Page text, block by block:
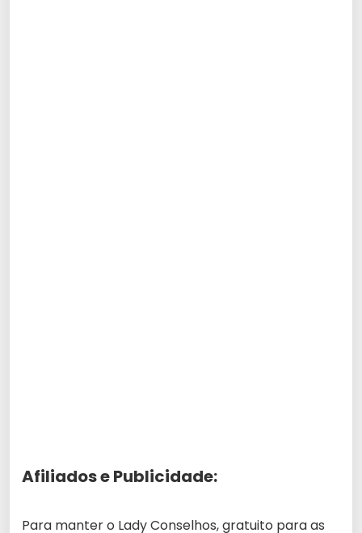
Afiliados e Publicidade:
Para manter o Lady Conselhos, gratuito para as